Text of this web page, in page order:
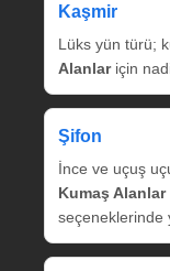
Kaşmir
Lüks yün türü;
Alanlariçin
Şifon
İnce ve uçuş
Kumaş Alanlar
seçeneklerinde